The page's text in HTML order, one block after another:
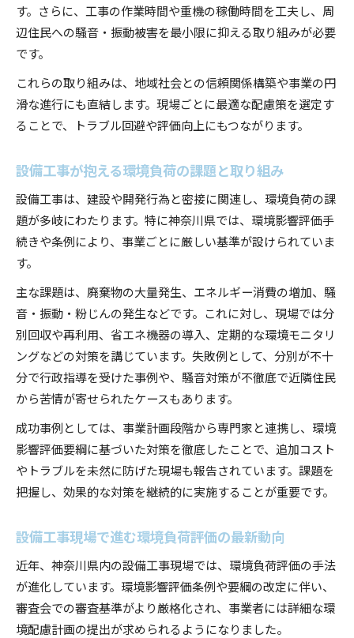
す。さらに、工事の作業時間や重機の稼働時間を工夫し、周
辺住民への騒音・振動被害を最小限に抑える取り組みが必要
です。
これらの取り組みは、地域社会との信頼関係構築や事業の円
滑な進行にも直結します。現場ごとに最適な配慮策を選定す
ることで、トラブル回避や評価向上にもつながります。
設備工事が抱える環境負荷の課題と取り組み
設備工事は、建設や開発行為と密接に関連し、環境負荷の課
題が多岐にわたります。特に神奈川県では、環境影響評価手
続きや条例により、事業ごとに厳しい基準が設けられていま
す。
主な課題は、廃棄物の大量発生、エネルギー消費の増加、騒
音・振動・粉じんの発生などです。これに対し、現場では分
別回収や再利用、省エネ機器の導入、定期的な環境モニタリ
ングなどの対策を講じています。失敗例として、分別が不十
分で行政指導を受けた事例や、騒音対策が不徹底で近隣住民
から苦情が寄せられたケースもあります。
成功事例としては、事業計画段階から専門家と連携し、環境
影響評価要綱に基づいた対策を徹底したことで、追加コスト
やトラブルを未然に防げた現場も報告されています。課題を
把握し、効果的な対策を継続的に実施することが重要です。
設備工事現場で進む環境負荷評価の最新動向
近年、神奈川県内の設備工事現場では、環境負荷評価の手法
が進化しています。環境影響評価条例や要綱の改定に伴い、
審査会での審査基準がより厳格化され、事業者には詳細な環
境配慮計画の提出が求められるようになりました。